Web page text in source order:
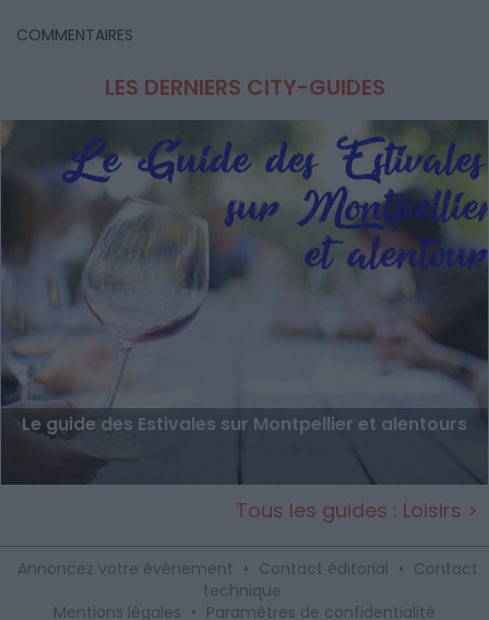
COMMENTAIRES
LES DERNIERS CITY-GUIDES
Le guide des Estivales sur Montpellier et alentours
Tous les guides : Loisirs >
Annoncez votre événement • Contact éditorial • Contact
technique
Mentions légales • Paramètres de confidentialité